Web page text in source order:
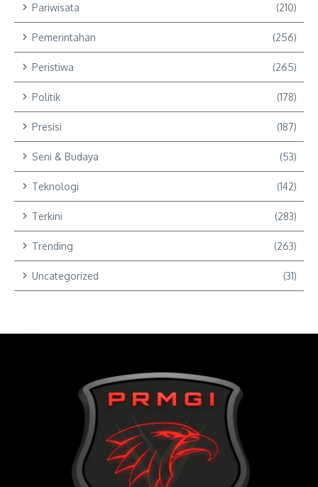
Pariwisata (210)
Pemerintahan (256)
Peristiwa (265)
Politik (178)
Presisi (187)
Seni & Budaya (53)
Teknologi (142)
Terkini (283)
Trending (263)
Uncategorized (31)